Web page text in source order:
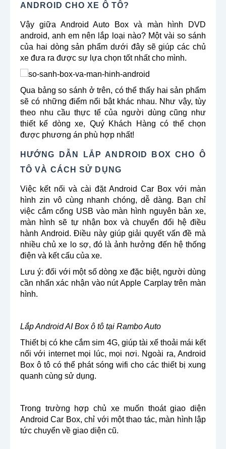
ANDROID CHO XE Ô TÔ?
Vậy giữa Android Auto Box và màn hình DVD
android, anh em nên lắp loại nào? Một vài so sánh
của hai dòng sản phẩm dưới đây sẽ giúp các chủ
xe đưa ra được sự lựa chọn tốt nhất cho mình.
Qua bảng so sánh ở trên, có thể thấy hai sản phẩm
sẽ có những điểm nổi bật khác nhau. Như vậy, tùy
theo nhu cầu thực tế của người dùng cũng như
thiết kế dòng xe, Quý Khách Hàng có thể chọn
được phương án phù hợp nhất!
HƯỚNG DẪN LẮP ANDROID BOX CHO Ô
TÔ VÀ CÁCH SỬ DỤNG
Việc kết nối và cài đặt Android Car Box với màn
hình zin vô cùng nhanh chóng, dễ dàng. Bạn chỉ
việc cắm cổng USB vào màn hình nguyên bản xe,
màn hình sẽ tự nhận box và chuyển đổi hệ điều
hành Android. Điều này giúp giải quyết vấn đề mà
nhiều chủ xe lo sợ, đó là ảnh hưởng đến hệ thống
điện và kết cấu của xe.
Lưu ý: đối với một số dòng xe đặc biệt, người dùng
cần nhấn xác nhận vào nút Apple Carplay trên màn
hình.
Lắp Android AI Box ô tô tại Rambo Auto
Thiết bị có khe cắm sim 4G, giúp tài xế thoải mái kết
nối với internet mọi lúc, mọi nơi. Ngoài ra, Android
Box ô tô có thể phát sóng wifi cho các thiết bị xung
quanh cùng sử dụng.
Trong trường hợp chủ xe muốn thoát giao diện
Android Car Box, chỉ với một thao tác, màn hình lập
tức chuyển về giao diện cũ.